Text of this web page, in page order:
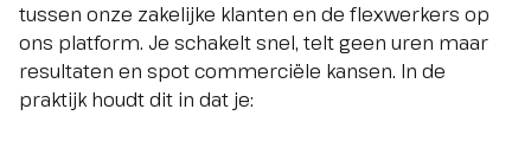
tussen onze zakelijke klanten en de flexwerkers op
ons platform. Je schakelt snel, telt geen uren maar
resultaten en spot commerciële kansen. In de
praktijk houdt dit in dat je: